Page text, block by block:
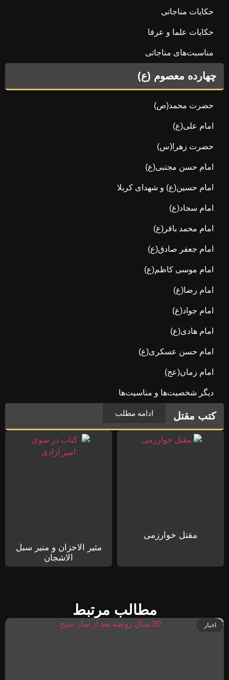
حکایات مناجاتی
حکایات علما و عرفا
مناسبت‌های مناجاتی
چهارده معصوم (ع)
حضرت محمد(ص)
امام علی(ع)
حضرت زهرا(س)
امام حسن مجتبی(ع)
امام حسین(ع) و شهدای کربلا
امام سجاد(ع)
امام محمد باقر(ع)
امام جعفر صادق(ع)
امام موسی کاظم(ع)
امام رضا(ع)
امام جواد(ع)
امام هادی(ع)
امام حسن عسکری(ع)
امام زمان(عج)
دیگر شخصیت‌ها و مناسیت‌ها
کتب مقتل ادامه مطلب
مقتل خوارزمی
مثیر الاحزان و منیر سبل
الاشجان
مطالب مرتبط
اخبار